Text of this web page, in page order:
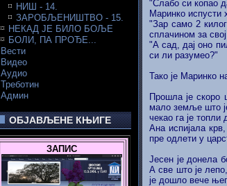
НИШ - 14.
ЗАРОБЉЕНИШТВО - 15.
НЕКАД ЈЕ БИЛО БОЉЕ
БОЛИ, ПА ПРОЂЕ...
Вести
Видео
Аудио
Треботин
Админ
ОБЈАВЉЕНЕ КЊИГЕ
ЗАПИС
"Слабо си копао
Маринко испусти
"Зар само 2
сплачином за
"А сад, дај оно
си ли разумео?"
Тако је Маринко
Прошла је скоро
мало земље што
чекао га је
Ана испијала
пре одлети у
Јесен је донела
А све што је
је дошло вече